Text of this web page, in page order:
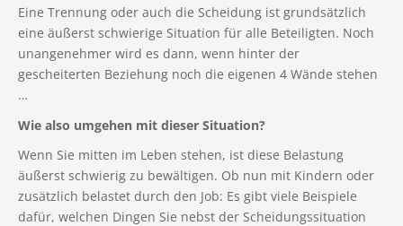
Eine Trennung oder auch die Scheidung ist grundsätzlich
eine äußerst schwierige Situation für alle Beteiligten. Noch
unangenehmer wird es dann, wenn hinter der
gescheiterten Beziehung noch die eigenen 4 Wände stehen
…
Wie also umgehen mit dieser Situation?
Wenn Sie mitten im Leben stehen, ist diese Belastung
äußerst schwierig zu bewältigen. Ob nun mit Kindern oder
zusätzlich belastet durch den Job: Es gibt viele Beispiele
dafür, welchen Dingen Sie nebst der Scheidungssituation